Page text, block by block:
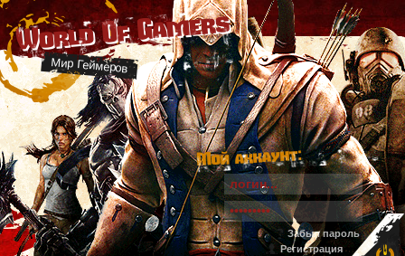
World Of Gamers
Мир Геймеров
Мой аккаунт:
Забыл пароль
Регистрация